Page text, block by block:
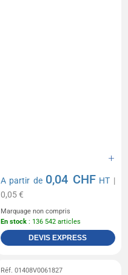
A partir de 0,04 CHF HT |
0,05 €
Marquage non compris
En stock : 136 542 articles
DEVIS EXPRESS
Réf. 01408V0061827